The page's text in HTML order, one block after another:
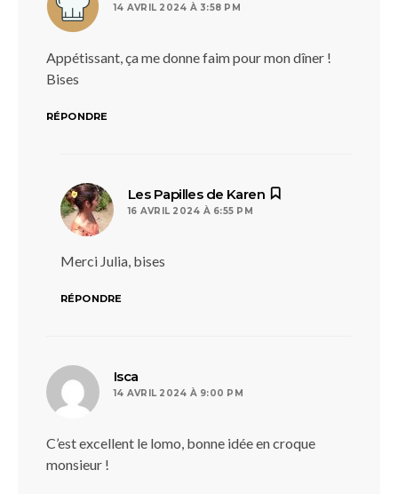
14 AVRIL 2024 À 3:58 PM
Appétissant, ça me donne faim pour mon dîner !
Bises
RÉPONDRE
Les Papilles de Karen
16 AVRIL 2024 À 6:55 PM
Merci Julia, bises
RÉPONDRE
Isca
14 AVRIL 2024 À 9:00 PM
C’est excellent le lomo, bonne idée en croque
monsieur !